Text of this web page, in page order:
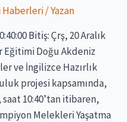
Haberleri/ Yazan
Bitiş: Çrş, 20 Aralık
Eğitimi Doğu Akdeniz
ve İngilizce Hazırlık
projesi kapsamında,
saat 10:40’tan itibaren,
Melekleri Yaşatma